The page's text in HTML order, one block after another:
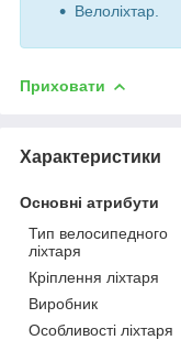
Велоліхтар.
Приховати
Характеристики
Основні атрибути
Тип велосипедного
ліхтаря
Кріплення ліхтаря
Виробник
Особливості ліхтаря